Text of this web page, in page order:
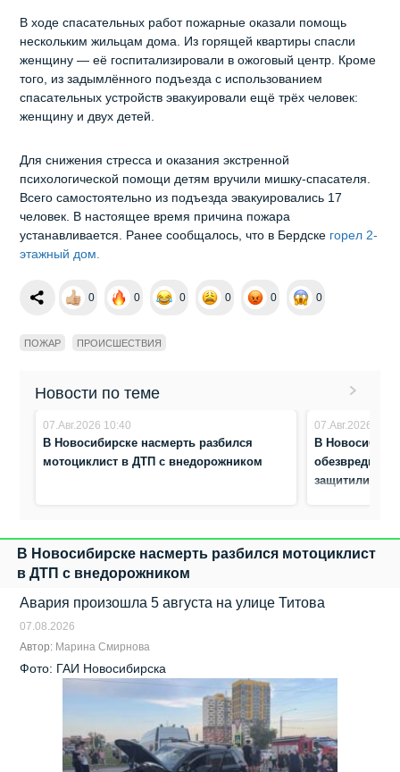
В ходе спасательных работ пожарные оказали помощь
нескольким жильцам дома. Из горящей квартиры спасли
женщину — её госпитализировали в ожоговый центр. Кроме
того, из задымлённого подъезда с использованием
спасательных устройств эвакуировали ещё трёх человек:
женщину и двух детей.
Для снижения стресса и оказания экстренной
психологической помощи детям вручили мишку‑спасателя.
Всего самостоятельно из подъезда эвакуировались 17
человек. В настоящее время причина пожара
устанавливается. Ранее сообщалось, что в Бердске горел 2-
этажный дом.
0 0 0 0 0 0
ПОЖАР ПРОИСШЕСТВИЯ
Новости по теме
07.Авг.2026 10:40
В Новосибирске насмерть разбился
мотоциклист в ДТП с внедорожником
07.Авг.2026
В
обезвредили
защитили
В Новосибирске насмерть разбился мотоциклист
в ДТП с внедорожником
Авария произошла 5 августа на улице Титова
07.08.2026
Автор: Марина Смирнова
Фото: ГАИ Новосибирска